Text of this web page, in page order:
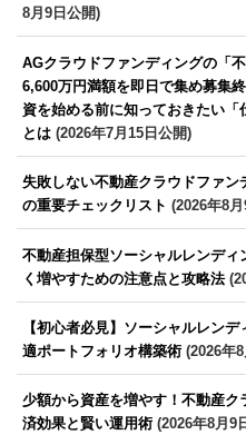
8月9日公開)
AGクラウドファンディングの「
6,600万円満額を即日で集め募集
資を始める前に知っておきたい
とは (2026年7月15日公開)
失敗しない不動産クラウドファ
の重要チェックリスト (2026年8
不動産担保型ソーシャルレンデ
く増やすための注意点と攻略法
【初心者必見】ソーシャルレン
適ポートフォリオ構築術 (2026年
少額から資産を増やす！不動産
済効果と賢い運用術 (2026年8月9